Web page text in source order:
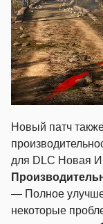
Новый патч
для DLC Новая
— Полное
некоторые